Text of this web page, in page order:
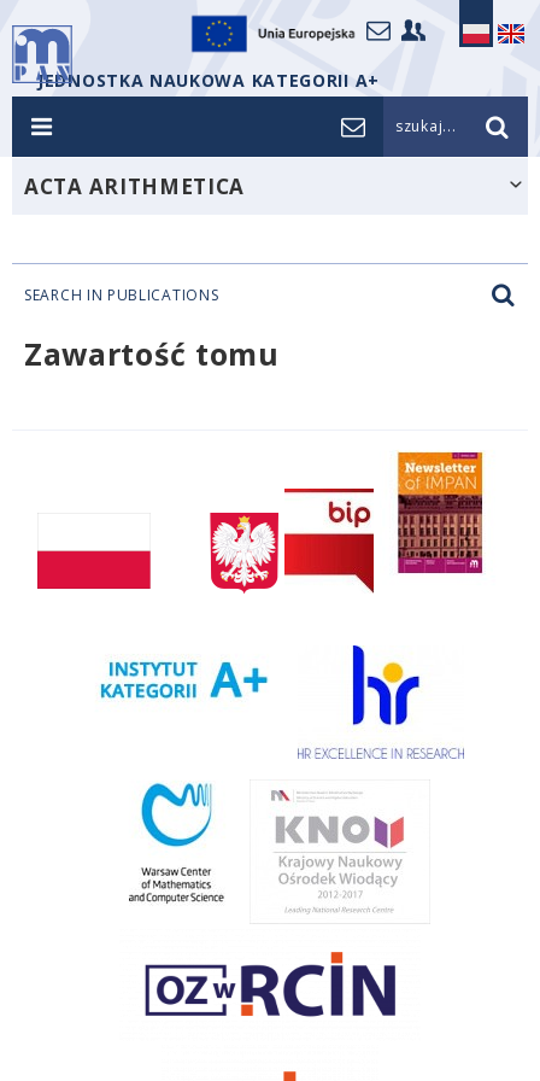
JEDNOSTKA NAUKOWA KATEGORII A+
szukaj...
ACTA ARITHMETICA
SEARCH IN PUBLICATIONS
Zawartość tomu